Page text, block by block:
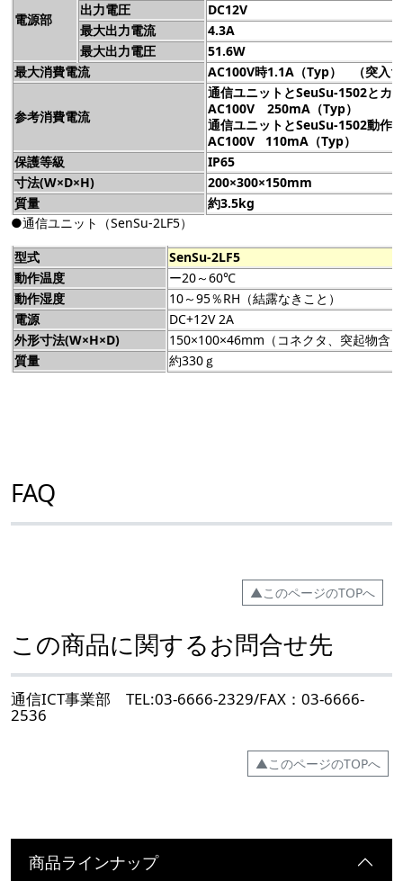
電源部
出力電圧
DC12V
最大出力電流
4.3A
最大出力電圧
51.6W
最大消費電流
AC100V時1.1A（Typ） （突入
参考消費電流
通信ユニットとSeuSu-1502とカ
AC100V 250mA（Typ）
通信ユニットとSeuSu-1502動作
AC100V 110mA（Typ）
保護等級
IP65
寸法(W×D×H)
200×300×150mm
質量
約3.5kg
●通信ユニット（SenSu-2LF5）
型式
SenSu-2LF5
動作温度
ー20～60℃
動作湿度
10～95％RH（結露なきこと）
電源
DC+12V 2A
外形寸法(W×H×D)
150×100×46mm（コネクタ、突起物含
質量
約330ｇ
FAQ
▲このページのTOPへ
この商品に関するお問合せ先
通信ICT事業部 TEL:03-6666-2329/FAX：03-6666-
2536
▲このページのTOPへ
商品ラインナップ